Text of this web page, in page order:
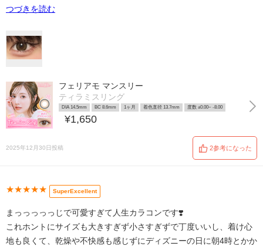
つづきを読む
フェリアモ マンスリー
ティラミスリング
DIA 14.5mm BC 8.6mm 1ヶ月 着色直径 13.7mm 度数 ±0.00~ -8.00
¥1,650
2025年12月30日投稿 2参考になった
★★★★★ SuperExcellent
まっっっっっじで可愛すぎて人生カラコンです❣️
これホントにサイズも大きすぎず小さすぎずで丁度いいし、着け心
地も良くて、乾燥や不快感も感じずにディズニーの日に朝4時とかか